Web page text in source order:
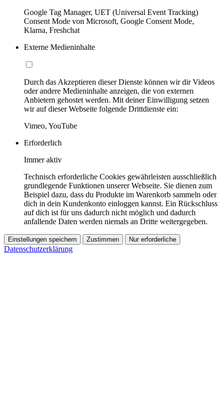
Google Tag Manager, UET (Universal Event Tracking)
Consent Mode von Microsoft, Google Consent Mode,
Klarna, Freshchat
Externe Medieninhalte
Durch das Akzeptieren dieser Dienste können wir dir Videos
oder andere Medieninhalte anzeigen, die von externen
Anbietern gehostet werden. Mit deiner Einwilligung setzen
wir auf dieser Webseite folgende Drittdienste ein:
Vimeo, YouTube
Erforderlich
Immer aktiv
Technisch erforderliche Cookies gewährleisten ausschließlich
grundlegende Funktionen unserer Webseite. Sie dienen zum
Beispiel dazu, dass du Produkte im Warenkorb sammeln oder
dich in dein Kundenkonto einloggen kannst. Ein Rückschluss
auf dich ist für uns dadurch nicht möglich und dadurch
anfallende Daten werden niemals an Dritte weitergegeben.
Einstellungen speichern Zustimmen Nur erforderliche
Datenschutzerklärung